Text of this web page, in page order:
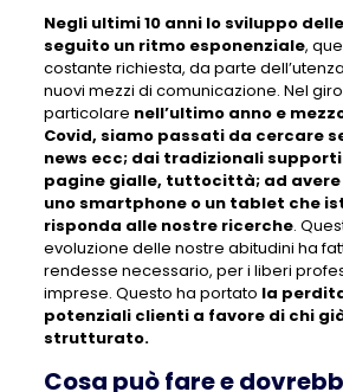
Negli ultimi 10 anni lo sviluppo
seguito un ritmo esponenziale,
costante richiesta, da parte
nuovi mezzi di comunicazione. Nel
particolare nell’ultimo anno e
Covid, siamo passati da cercare
news ecc; dai tradizionali
pagine gialle, tuttocittà; ad avere
uno smartphone o un tablet che
risponda alle nostre ricerche.
evoluzione delle nostre abitudini ha
rendesse necessario, per i liberi
imprese. Questo ha portato la
potenziali clienti a favore di chi
strutturato.
Cosa può fare e